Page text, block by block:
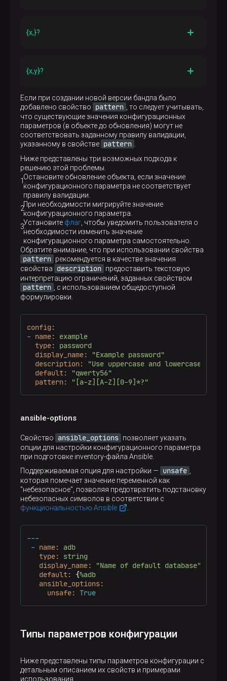
выражения
{x,}?
предыдущего символа или выражения
{x,y}?
"Ленивый" поиск не менее x и не более y
вхождений предыдущего символа или выражения
Если при создании новой версии бандла было
добавлено свойство
pattern
, то следует учитывать,
что существующие значения конфигурационных
параметров (в объекте до обновления) могут не
соответствовать заданному правилу валидации,
указанному в свойстве pattern
Ниже представлены три возможных подхода к
решению этой проблемы.
Остановите обновление объекта, если значение
конфигурационного параметра не соответствует
правилу валидации.
При необходимости мигрируйте значение
конфигурационного параметра.
Установите флаг , чтобы уведомить пользователя о
необходимости изменить значение
конфигурационного параметра самостоятельно.
Обратите внимание, что при использовании свойства
pattern рекомендуется в качестве значения
свойства
description предоставить текстовую
интерпретацию ограничений, заданных свойством
pattern
, с использованием общедоступной
формулировки.
config:
- name:
example
type:
password
display_name:
"Example password"
description:
"Use uppercase and lowercase
default:
"qwerty56"
pattern:
"[a-z][A-Z][0-9]*?"
ansible-options
Свойство ansible_options позволяет указать
опции для настройки конфигурационного параметра
при подготовке inventory-файла Ansible.
Поддерживаемая опция для настройки —
unsafe
которая помечает значение переменной как
"небезопасное", позволяя предотвратить подстановку
небезопасных символов в соответствии с
функциональностью Ansible
---
- name:
adb
type:
string
display_name:
"Name of default database"
default:
{%adb
ansible_options:
unsafe: True
Типы параметров конфигурации
Ниже представлены типы параметров конфигурации с
детальным описанием их свойств и примерами
использования.